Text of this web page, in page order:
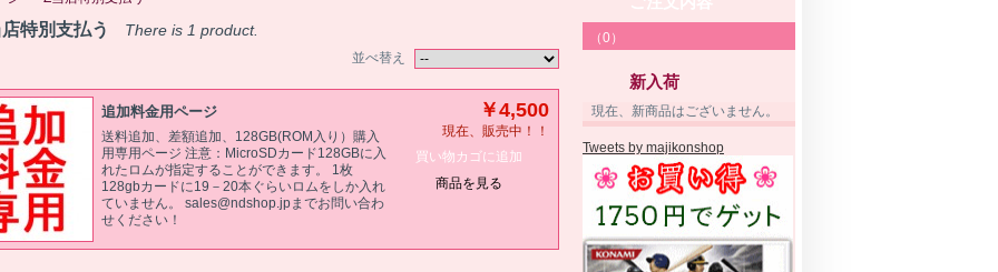
特別支払う There is 1 product.
並べ替え
追加料金用ページ
送料追加、差額追加、128GB(ROM入り）購入
用専用ページ 注意：MicroSDカード128GBに入
れたロムが指定することができます。 1枚
128gbカードに19－20本ぐらいロムをしか入れ
ていません。 sales@ndshop.jpまでお問い合わ
せください！
￥4,500
現在、販売中！！
買い物カゴに追加
商品を見る
（0）
新入荷
現在、新商品はございません。
Tweets by majikonshop